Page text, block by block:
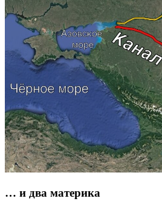
… и два материка